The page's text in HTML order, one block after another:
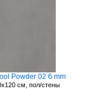
Powder 02 6 mm
см, пол/стены